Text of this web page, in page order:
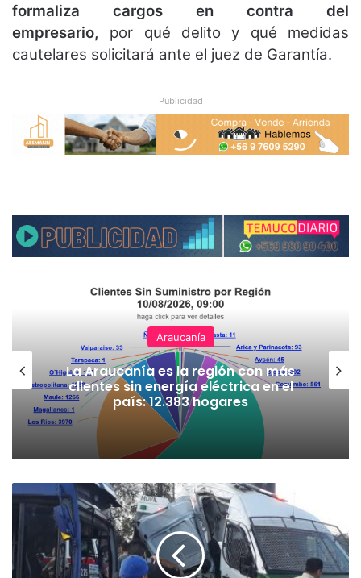
formaliza cargos en contra del
empresario, por qué delito y qué medidas
cautelares solicitará ante el juez de Garantía.
Publicidad
Araucanía
La Araucanía es la región con más
clientes sin energía eléctrica en el
país: 12.383 hogares
L
e